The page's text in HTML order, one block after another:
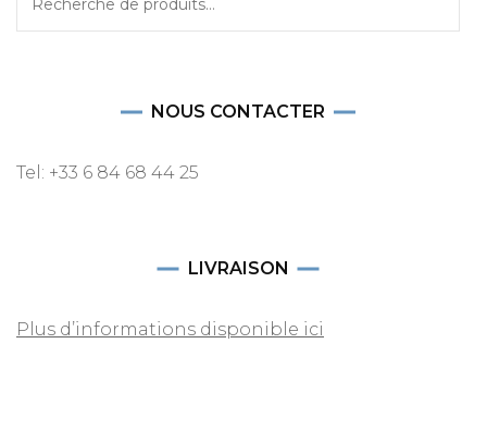
NOUS CONTACTER
Tel: +33 6 84 68 44 25
LIVRAISON
Plus d’informations disponible ici